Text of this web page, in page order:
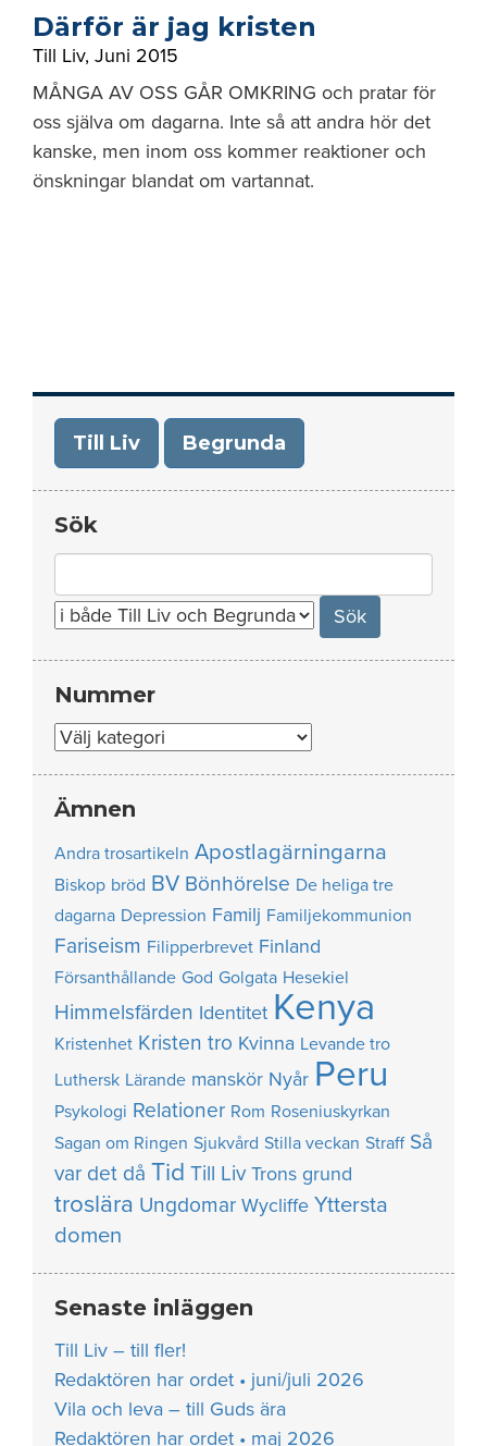
Därför är jag kristen
Till Liv, Juni 2015
MÅNGA AV OSS GÅR OMKRING och pratar för
oss själva om dagarna. Inte så att andra hör det
kanske, men inom oss kommer reaktioner och
önskningar blandat om vartannat.
Till Liv Begrunda
Sök
for:
Nummer
Nummer
Ämnen
Andra trosartikeln Apostlagärningarna
Biskop bröd BV Bönhörelse De heliga tre
dagarna Depression Familj Familjekommunion
Fariseism Filipperbrevet Finland
Försanthållande God Golgata Hesekiel
Himmelsfärden Identitet Kenya
Kristenhet Kristen tro Kvinna Levande tro
Luthersk Lärande manskör Nyår Peru
Psykologi Relationer Rom Roseniuskyrkan
Sagan om Ringen Sjukvård Stilla veckan Straff Så
var det då Tid Till Liv Trons grund
troslära Ungdomar Wycliffe Yttersta
domen
Senaste inläggen
Till Liv – till fler!
Redaktören har ordet • juni/juli 2026
Vila och leva – till Guds ära
Redaktören har ordet • maj 2026